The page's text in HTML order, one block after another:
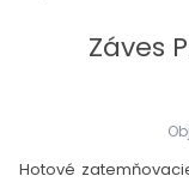
Záves
Hotové